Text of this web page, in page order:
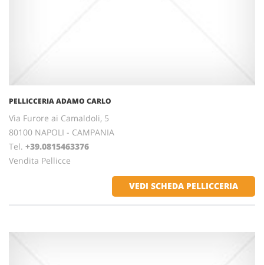
PELLICCERIA ADAMO CARLO
Via Furore ai Camaldoli, 5
80100 NAPOLI - CAMPANIA
Tel. +39.0815463376
Vendita Pellicce
VEDI SCHEDA PELLICCERIA